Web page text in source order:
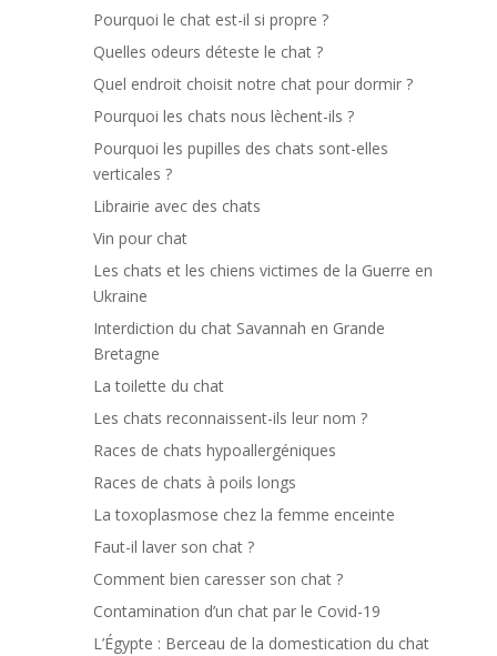
Pourquoi le chat est-il si propre ?
Quelles odeurs déteste le chat ?
Quel endroit choisit notre chat pour dormir ?
Pourquoi les chats nous lèchent-ils ?
Pourquoi les pupilles des chats sont-elles
verticales ?
Librairie avec des chats
Vin pour chat
Les chats et les chiens victimes de la Guerre en
Ukraine
Interdiction du chat Savannah en Grande
Bretagne
La toilette du chat
Les chats reconnaissent-ils leur nom ?
Races de chats hypoallergéniques
Races de chats à poils longs
La toxoplasmose chez la femme enceinte
Faut-il laver son chat ?
Comment bien caresser son chat ?
Contamination d’un chat par le Covid-19
L’Égypte : Berceau de la domestication du chat